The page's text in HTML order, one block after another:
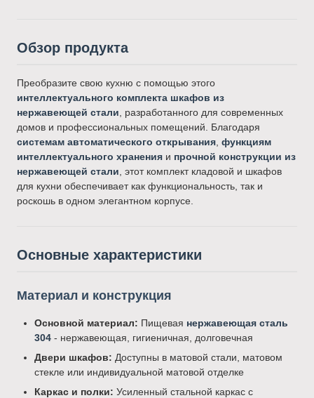
Обзор продукта
Преобразите свою кухню с помощью этого
интеллектуального комплекта шкафов из
нержавеющей стали , разработанного для современных
домов и профессиональных помещений. Благодаря
системам автоматического открывания функциям
интеллектуального хранения и прочной конструкции из
нержавеющей стали , этот комплект кладовой и шкафов
для кухни обеспечивает как функциональность, так и
роскошь в одном элегантном корпусе.
Основные характеристики
Материал и конструкция
Основной материал: Пищевая нержавеющая сталь
304 - нержавеющая, гигиеничная, долговечная
Двери шкафов: Доступны в матовой стали, матовом
стекле или индивидуальной матовой отделке
Каркас и полки: Усиленный стальной каркас с